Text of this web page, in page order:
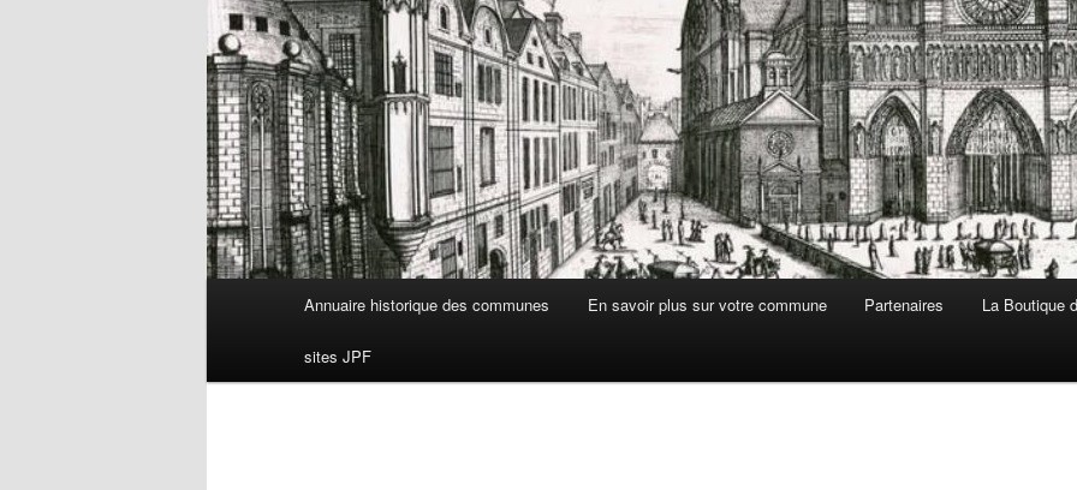
principal
Annuaire historique des communes En savoir plus sur votre commune Partenaires La Boutique
sites JPF